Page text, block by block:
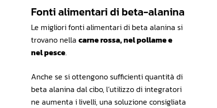
Fonti alimentari di beta-alanina
Le migliori fonti alimentari di beta alanina si
trovano nella carne rossa, nel pollame e
nel pesce.
Anche se si ottengono sufficienti quantità di
beta alanina dal cibo, l’utilizzo di integratori
ne aumenta i livelli, una soluzione consigliata